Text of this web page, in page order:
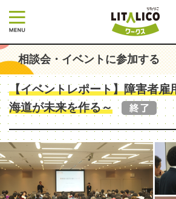
相談会・イベントに参加する
【イベントレポート】障害者雇
海道が未来を作る～